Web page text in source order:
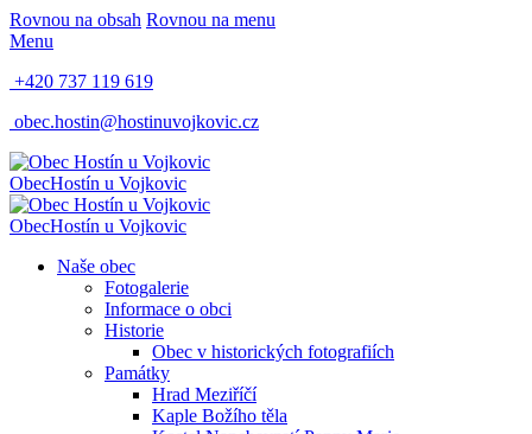
Rovnou na obsah Rovnou na menu
Menu
+420 737 119 619
obec.hostin@hostinuvojkovic.cz
ObecHostín u Vojkovic
ObecHostín u Vojkovic
Naše obec
Fotogalerie
Informace o obci
Historie
Obec v historických fotografiích
Památky
Hrad Meziříčí
Kaple Božího těla